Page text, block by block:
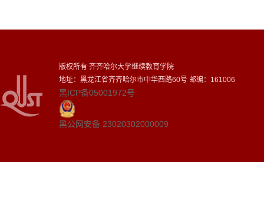
版权所有 齐齐哈尔大学继续教育学院
地址：黑龙江省齐齐哈尔市中华西路60号 邮编：161006
黑ICP备05001972号
黑公网安备 23020302000009